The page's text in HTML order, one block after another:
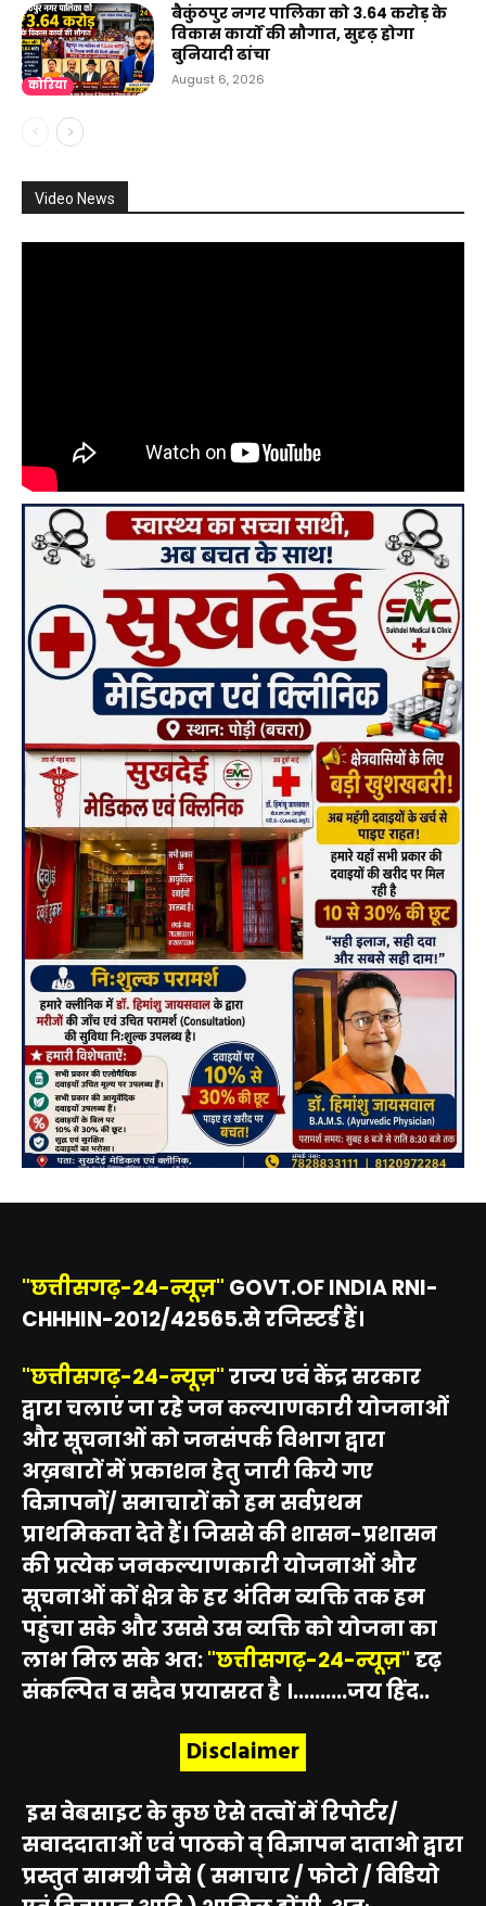
कोरिया
बैकुंठपुर नगर पालिका को ₹3.64 करोड़ के
विकास कार्यों की सौगात, सुदृढ़ होगा
बुनियादी ढांचा
August 6, 2026
Video News
"छत्तीसगढ़-24-न्यूज़" GOVT.OF INDIA RNI-
CHHHIN-2012/42565.से रजिस्टर्ड हैं।
"छत्तीसगढ़-24-न्यूज़"राज्य एवं केंद्र सरकार
द्वारा चलाएं जा रहे जन कल्याणकारी योजनाओं
और सूचनाओं को जनसंपर्क विभाग द्वारा
अख़बारों में प्रकाशन हेतु जारी किये गए
विज्ञापनों/ समाचारों को हम सर्वप्रथम
प्राथमिकता देते हैं। जिससे की शासन-प्रशासन
की प्रत्येक जनकल्याणकारी योजनाओं और
सूचनाओं कों क्षेत्र के हर अंतिम व्यक्ति तक हम
पहुंचा सके और उससे उस व्यक्ति को योजना का
लाभ मिल सके अत:"छत्तीसगढ़-24-न्यूज़"दृढ़
संकल्पित व सदैव प्रयासरत है ।..........जय हिंद..
Disclaimer
इस वेबसाइट के कुछ ऐसे तत्वों में रिपोर्टर/
सवाददाताओं एवं पाठको व् विज्ञापन दाताओ द्वारा
प्रस्तुत सामग्री जैसे ( समाचार / फोटो / विडियो